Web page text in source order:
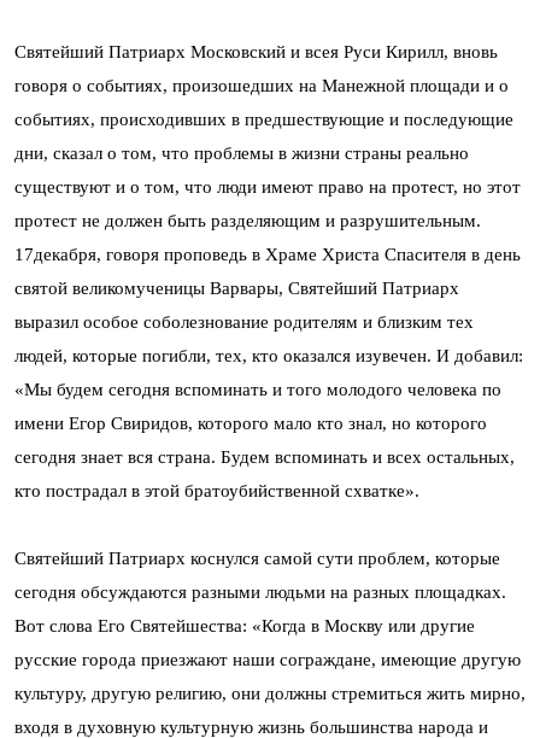
Святейший Патриарх Московский и всея Руси Кирилл, вновь
говоря о событиях, произошедших на Манежной площади и о
событиях, происходивших в предшествующие и последующие
дни, сказал о том, что проблемы в жизни страны реально
существуют и о том, что люди имеют право на протест, но этот
протест не должен быть разделяющим и разрушительным.
17декабря, говоря проповедь в Храме Христа Спасителя в день
святой великомученицы Варвары, Святейший Патриарх
выразил особое соболезнование родителям и близким тех
людей, которые погибли, тех, кто оказался изувечен. И добавил:
«Мы будем сегодня вспоминать и того молодого человека по
имени Егор Свиридов, которого мало кто знал, но которого
сегодня знает вся страна. Будем вспоминать и всех остальных,
кто пострадал в этой братоубийственной схватке».
Святейший Патриарх коснулся самой сути проблем, которые
сегодня обсуждаются разными людьми на разных площадках.
Вот слова Его Святейшества: «Когда в Москву или другие
русские города приезжают наши сограждане, имеющие другую
культуру, другую религию, они должны стремиться жить мирно,
входя в духовную культурную жизнь большинства народа и